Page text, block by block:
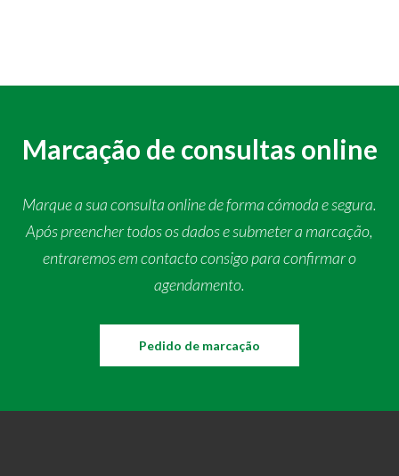
Marcação de consultas online
Marque a sua consulta online de forma cómoda e segura.
Após preencher todos os dados e submeter a marcação,
entraremos em contacto consigo para confirmar o
agendamento.
Pedido de marcação